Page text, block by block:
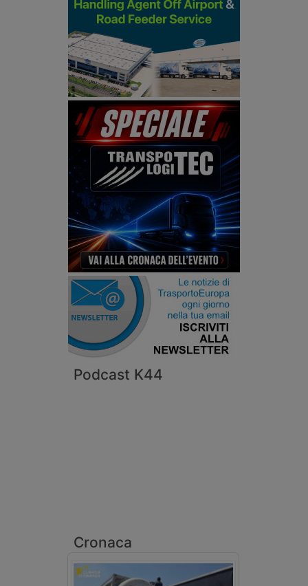
Podcast K44
Cronaca